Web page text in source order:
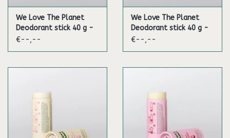
We Love The Planet
Deodorant stick 40 g -
Sweet Rose
€--,--
We Love The Planet
Deodorant stick 40 g -
Wild Lavender
€--,--